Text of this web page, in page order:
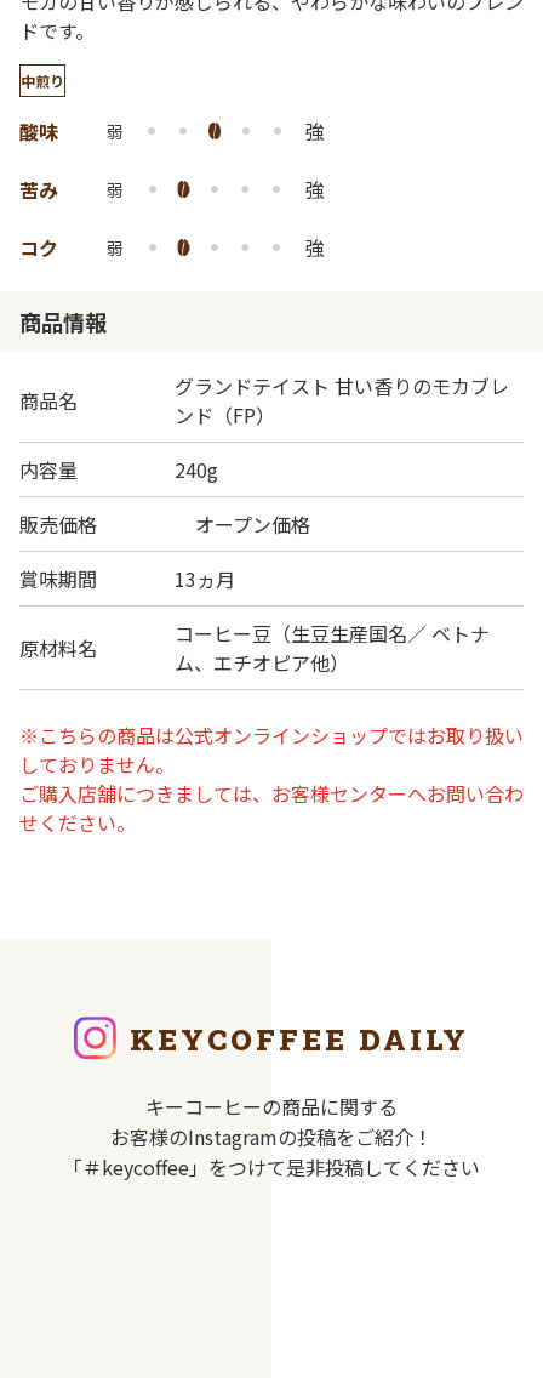
ドです。
中煎り
酸味 弱
強
苦み
弱
強
コク
弱 強
商品情報
商品名
グランドテイスト 甘い香りのモカブレ
ンド（FP）
内容量
240g
販売価格
オープン価格
賞味期間
13ヵ月
原材料名
コーヒー豆（生豆生産国名／ ベトナ
ム、エチオピア他）
※こちらの商品は公式オンラインショップではお取り扱い
しておりません。
ご購入店舗につきましては、お客様センターへお問い合わ
せください。
KEYCOFFEE DAILY
キーコーヒーの商品に関する
お客様のInstagramの投稿をご紹介！
「＃keycoffee」をつけて是非投稿してください